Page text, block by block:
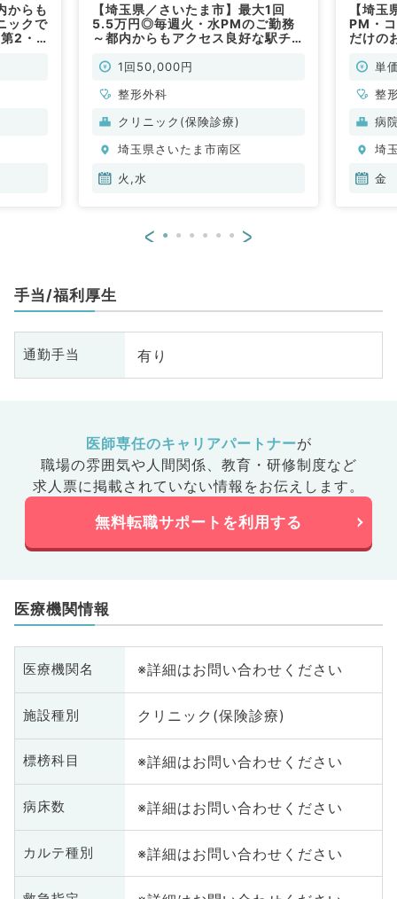
からも
ックで
2・4
【埼玉県／さいたま市】最大1回
5.5万円◎毎週火・水PMのご勤務
～都内からもアクセス良好な駅チカ
（整形外科／非常勤）
1回50,000円
整形外科
クリニック(保険診療)
埼玉県さいたま市南区
火,水
【埼
PM・
だけの
単
整
病
埼
金
< >
手当/福利厚生
通勤手当 有り
医師専任のキャリアパートナーが
職場の雰囲気や人間関係、 教育・研修制度など
求人票に掲載されていない情報をお伝えします。
無料転職サポートを利用する
医療機関情報
医療機関名 ※詳細はお問い合わせください
施設種別 クリニック(保険診療)
標榜科目 ※詳細はお問い合わせください
病床数 ※詳細はお問い合わせください
カルテ種別 ※詳細はお問い合わせください